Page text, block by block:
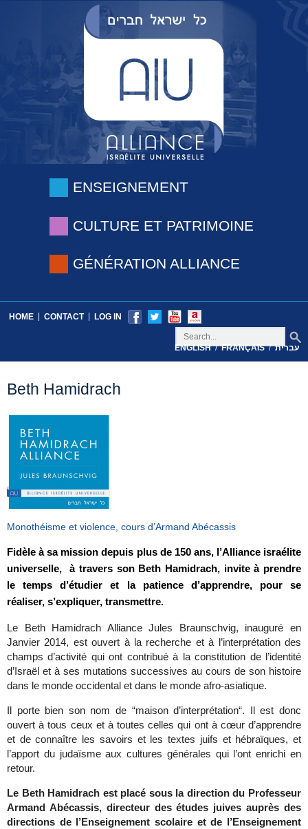
ENSEIGNEMENT
CULTURE ET PATRIMOINE
GÉNÉRATION ALLIANCE
HOME | CONTACT | LOG IN
ENGLISH / FRANÇAIS / עברית
Beth Hamidrach
Monothéisme et violence, cours d’Armand Abécassis
Fidèle à sa mission depuis plus de 150 ans, l’Alliance israélite
universelle, à travers son Beth Hamidrach, invite à prendre
le temps d’étudier et la patience d’apprendre, pour se
réaliser, s’expliquer, transmettre.
Le Beth Hamidrach Alliance Jules Braunschvig, inauguré en
Janvier 2014, est ouvert à la recherche et à l’interprétation des
champs d’activité qui ont contribué à la constitution de l’identité
d’Israël et à ses mutations successives au cours de son histoire
dans le monde occidental et dans le monde afro-asiatique.
Il porte bien son nom de “maison d’interprétation“. Il est donc
ouvert à tous ceux et à toutes celles qui ont à cœur d’apprendre
et de connaître les savoirs et les textes juifs et hébraïques, et
l’apport du judaïsme aux cultures générales qui l’ont enrichi en
retour.
Le Beth Hamidrach est placé sous la direction du Professeur
Armand Abécassis, directeur des études juives auprès des
directions de l’Enseignement scolaire et de l’Enseignement